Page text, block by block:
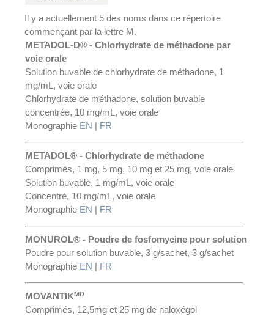
Il y a actuellement 5 des noms dans ce répertoire
commençant par la lettre M.
METADOL-D® - Chlorhydrate de méthadone par
voie orale
Solution buvable de chlorhydrate de méthadone, 1
mg/mL, voie orale
Chlorhydrate de méthadone, solution buvable
concentrée, 10 mg/mL, voie orale
Monographie EN | FR
METADOL® - Chlorhydrate de méthadone
Comprimés, 1 mg, 5 mg, 10 mg et 25 mg, voie orale
Solution buvable, 1 mg/mL, voie orale
Concentré, 10 mg/mL, voie orale
Monographie EN | FR
MONUROL® - Poudre de fosfomycine pour solution
Poudre pour solution buvable, 3 g/sachet, 3 g/sachet
Monographie EN | FR
MOVANTIKMD
Comprimés, 12,5mg et 25 mg de naloxégol